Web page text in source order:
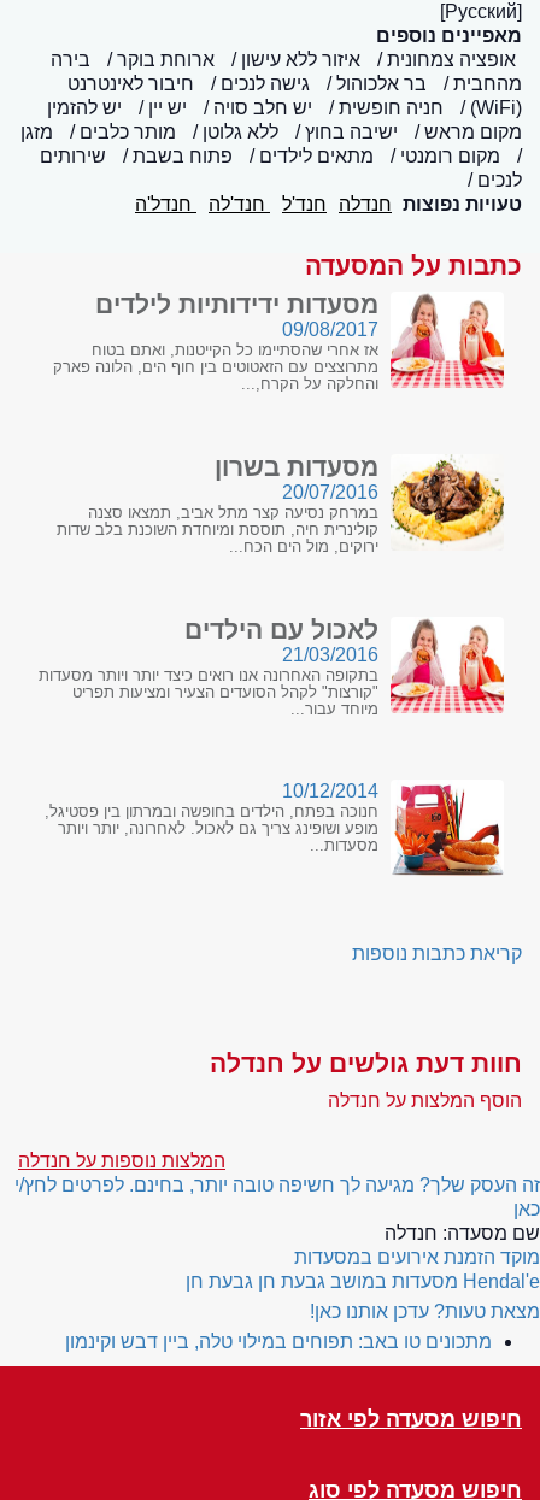
[Русский]
מאפיינים נוספים
אופציה צמחונית
איזור ללא עישון ארוחת בוקר
בירה
מהחבית
בר אלכוהול גישה לנכים
חיבור לאינטרנט
(WiFi)
חניה חופשית יש חלב סויה יש יין
יש להזמין
מקום מראש
ישיבה בחוץ ללא גלוטן מותר כלבים
מזגן
מקום רומנטי
מתאים לילדים פתוח בשבת
שירותים
לנכים
טעויות נפוצות חנדלה חנד'ל חנד'לה חנדל'ה
כתבות על המסעדה
מסעדות ידידותיות לילדים
09/08/2017
אז אחרי שהסתיימו כל הקייטנות, ואתם בטוח
מתרוצצים עם הזאטוטים בין חוף הים, הלונה פארק
והחלקה על הקרח,...
מסעדות בשרון
20/07/2016
במרחק נסיעה קצר מתל אביב, תמצאו סצנה
קולינרית חיה, תוססת ומיוחדת השוכנת בלב שדות
ירוקים, מול הים הכח...
לאכול עם הילדים
21/03/2016
בתקופה האחרונה אנו רואים כיצד יותר ויותר מסעדות
"קורצות" לקהל הסועדים הצעיר ומציעות תפריט
מיוחד עבור...
10/12/2014
חנוכה בפתח, הילדים בחופשה ובמרתון בין פסטיגל,
מופע ושופינג צריך גם לאכול. לאחרונה, יותר ויותר
מסעדות...
קריאת כתבות נוספות
חוות דעת גולשים על חנדלה
הוסף המלצות על חנדלה
המלצות נוספות על חנדלה
זה העסק שלך? מגיעה לך חשיפה טובה יותר, בחינם. לפרטים לחץ/י
כאן
שם מסעדה: חנדלה
מוקד הזמנת אירועים במסעדות
Hendal'e מסעדות במושב גבעת חן גבעת חן
מצאת טעות? עדכן אותנו כאן!
מתכונים טו באב: תפוחים במילוי טלה, ביין דבש וקינמון
חיפוש מסעדה לפי אזור
חיפוש מסעדה לפי סוג